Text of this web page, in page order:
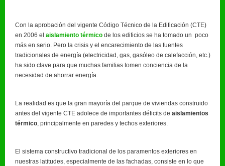
Con la aprobación del vigente Código Técnico de la Edificación (CTE)
en 2006 el aislamiento térmico de los edificios se ha tomado un poco
más en serio. Pero la crisis y el encarecimiento de las fuentes
tradicionales de energía (electricidad, gas, gasóleo de calefacción, etc.)
ha sido clave para que muchas familias tomen conciencia de la
necesidad de ahorrar energía.
La realidad es que la gran mayoría del parque de viviendas construido
antes del vigente CTE adolece de importantes déficits de aislamientos
térmico , principalmente en paredes y techos exteriores.
El sistema constructivo tradicional de los paramentos exteriores en
nuestras latitudes, especialmente de las fachadas, consiste en lo que